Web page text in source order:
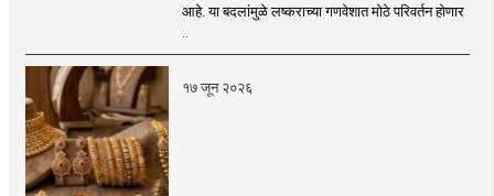
आहे. या बदलांमुळे लष्कराच्या गणवेशात मोठे परिवर्तन होणार
१७ जून २०२६